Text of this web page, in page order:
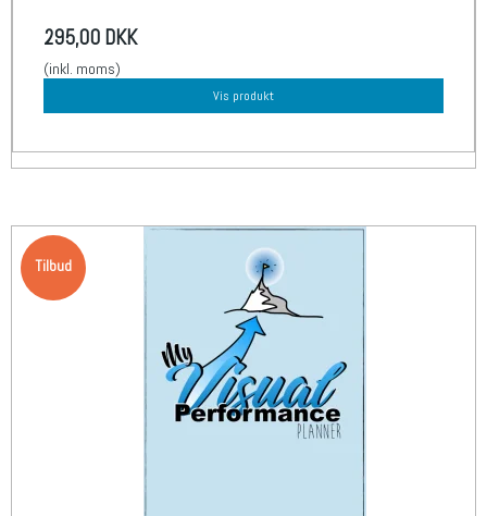
295,00 DKK
(inkl. moms)
Vis produkt
Tilbud